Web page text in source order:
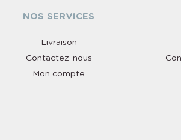
NOS SERVICES
Livraison
Contactez-nous
Mon compte